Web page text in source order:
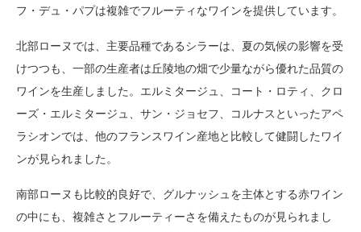
フ・デュ・パプは複雑でフルーティなワインを提供しています。
北部ローヌでは、主要品種であるシラーは、夏の気候の影響を受
けつつも、一部の生産者は丘陵地の畑で少量ながら優れた品質の
ワインを生産しました。エルミタージュ、コート・ロティ、クロ
ーズ・エルミタージュ、サン・ジョセフ、コルナスといったアペ
ラシオンでは、他のフランスワイン産地と比較して健闘したワイ
ンが見られました。
南部ローヌも比較的良好で、グルナッシュを主体とする赤ワイン
の中にも、複雑さとフルーティーさを備えたものが見られまし